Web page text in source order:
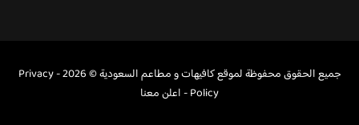
جميع الحقوق محفوظة لموقع كافيهات و مطاعم السعودية © 2026 -
Privacy
Policy
-اعلن معنا